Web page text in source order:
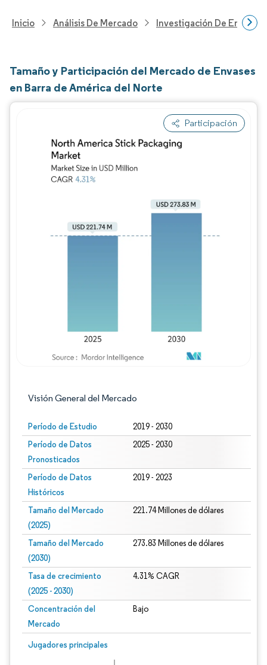
Inicio Análisis De Mercado Investigación De Envases
Tamaño y Participación del Mercado de Envases
en Barra de América del Norte
Participación
Visión General del Mercado
Período de Estudio 2019 - 2030
Período de Datos
Pronosticados
2025 - 2030
Período de Datos
Históricos
2019 - 2023
Tamaño del Mercado
(2025)
221.74 Millones de dólares
Tamaño del Mercado
(2030)
273.83 Millones de dólares
Tasa de crecimiento
(2025 - 2030)
4.31% CAGR
Concentración del
Mercado
Bajo
Jugadores principales
Imagen © Mordor Intelligence. El uso requiere atribución según CC BY 4.0.